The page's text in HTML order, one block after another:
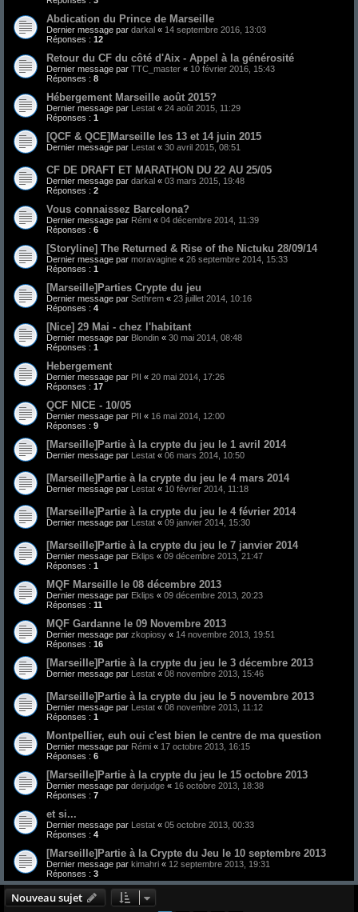
Abdication du Prince de Marseille
Dernier message par darkal « 14 septembre 2016, 13:03
Réponses : 12
Retour du CF du côté d'Aix - Appel à la générosité
Dernier message par TTC_master « 10 février 2016, 15:43
Réponses : 8
Hébergement Marseille août 2015?
Dernier message par Lestat « 24 août 2015, 11:29
Réponses : 1
[QCF & QCE]Marseille les 13 et 14 juin 2015
Dernier message par Lestat « 30 avril 2015, 08:51
CF DE DRAFT ET MARATHON DU 22 AU 25/05
Dernier message par darkal « 03 mars 2015, 19:48
Réponses : 2
Vous connaissez Barcelona?
Dernier message par Rémi « 04 décembre 2014, 11:39
Réponses : 6
[Storyline] The Returned & Rise of the Nictuku 28/09/14
Dernier message par moravagine « 26 septembre 2014, 15:33
Réponses : 1
[Marseille]Parties Crypte du jeu
Dernier message par Sethrem « 23 juillet 2014, 10:16
Réponses : 4
[Nice] 29 Mai - chez l'habitant
Dernier message par Blondin « 30 mai 2014, 08:48
Réponses : 1
Hebergement
Dernier message par PII « 20 mai 2014, 17:26
Réponses : 17
QCF NICE - 10/05
Dernier message par PII « 16 mai 2014, 12:00
Réponses : 9
[Marseille]Partie à la crypte du jeu le 1 avril 2014
Dernier message par Lestat « 06 mars 2014, 10:50
[Marseille]Partie à la crypte du jeu le 4 mars 2014
Dernier message par Lestat « 10 février 2014, 11:18
[Marseille]Partie à la crypte du jeu le 4 février 2014
Dernier message par Lestat « 09 janvier 2014, 15:30
[Marseille]Partie à la crypte du jeu le 7 janvier 2014
Dernier message par Eklips « 09 décembre 2013, 21:47
Réponses : 1
MQF Marseille le 08 décembre 2013
Dernier message par Eklips « 09 décembre 2013, 20:23
Réponses : 11
MQF Gardanne le 09 Novembre 2013
Dernier message par zkopiosy « 14 novembre 2013, 19:51
Réponses : 16
[Marseille]Partie à la crypte du jeu le 3 décembre 2013
Dernier message par Lestat « 08 novembre 2013, 15:46
[Marseille]Partie à la crypte du jeu le 5 novembre 2013
Dernier message par Lestat « 08 novembre 2013, 11:12
Réponses : 1
Montpellier, euh oui c'est bien le centre de ma question
Dernier message par Rémi « 17 octobre 2013, 16:15
Réponses : 6
[Marseille]Partie à la crypte du jeu le 15 octobre 2013
Dernier message par derjudge « 16 octobre 2013, 18:38
Réponses : 7
et si...
Dernier message par Lestat « 05 octobre 2013, 00:33
Réponses : 4
[Marseille]Partie à la Crypte du Jeu le 10 septembre 2013
Dernier message par kimahri « 12 septembre 2013, 19:31
Réponses : 3
Nouveau sujet